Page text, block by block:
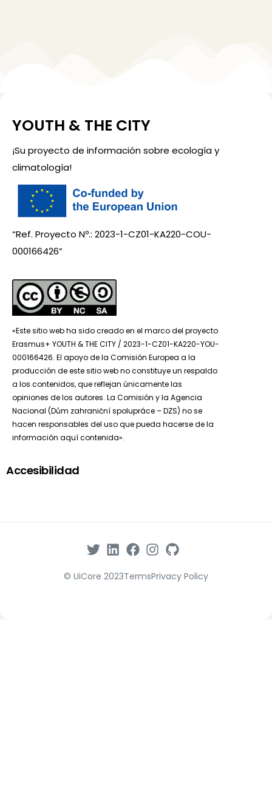
YOUTH & THE CITY
¡Su proyecto de información sobre ecología y
climatología!
“Ref. Proyecto Nº.: 2023-1-CZ01-KA220-COU-
000166426”
«Este sitio web ha sido creado en el marco del proyecto
Erasmus+ YOUTH & THE CITY / 2023-1-CZ01-KA220-YOU-
000166426. El apoyo de la Comisión Europea a la
producción de este sitio web no constituye un respaldo
a los contenidos, que reflejan únicamente las
opiniones de los autores. La Comisión y la Agencia
Nacional (Dům zahraniční spolupráce – DZS) no se
hacen responsables del uso que pueda hacerse de la
información aquí contenida».
Accesibilidad
© UiCore 2023TermsPrivacy Policy